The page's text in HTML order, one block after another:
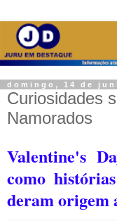
domingo, 14 de
Curiosidades
Namorados
Valentine's
como
deram origem